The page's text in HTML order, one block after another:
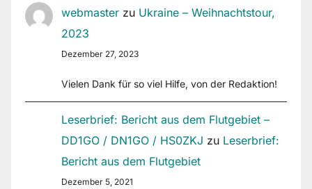
webmaster zu Ukraine – Weihnachtstour,
2023
Dezember 27, 2023
Vielen Dank für so viel Hilfe, von der Redaktion!
Leserbrief: Bericht aus dem Flutgebiet –
DD1GO / DN1GO / HS0ZKJ zu Leserbrief:
Bericht aus dem Flutgebiet
Dezember 5, 2021